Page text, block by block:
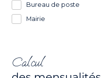
Bureau de poste
Mairie
Calcul